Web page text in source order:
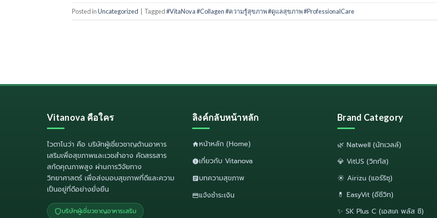
Posted inUncategorized Tagged#VitaNova #Collagen #ความรู้สุขภาพ #ดูแลสุขภาพ #ProfessionalCare
Vitanova คือใคร
ไวตาโนว่า คือ บริษัทผู้เชี่ยวชาญด้านอาหาร
เสริมเพื่อสุขภาพและเวชสำอาง คัดสรรสาร
สกัดคุณภาพสูง ผ่านการวิจัยทาง
วิทยาศาสตร์ เพื่อส่งมอบสุขภาพที่ดีและความ
เป็นอยู่ที่ดีอย่างยั่งยืน
บริษัทผู้เชี่ยวชาญอาหารเสริม
ลิงค์กลับหน้าหลัก
หน้าหลัก (Home)
เกี่ยวกับ Vitanova
บทความสุขภาพ
แจ้งชำระเงิน
Brand Category
🌿 Natwell (นัทเวลล์)
💎 VitUS (วิททัส)
☀️ Airizu (แอร์ริซุ)
💊 EasyVit (อีซีวิท)
✨ SK Plus C (เอสเค พลัส ซี)